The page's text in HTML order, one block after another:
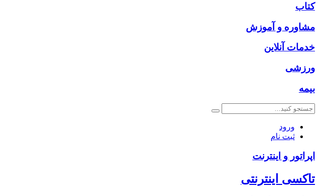
کتاب
مشاوره و آموزش
خدمات آنلاین
ورزشی
بیمه
ورود
ثبت نام
اپراتور و اینترنت
تاکسی اینترنتی